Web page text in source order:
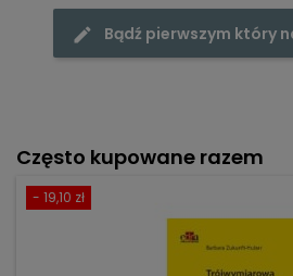
Bądź pierwszym który
Często kupowane razem
- 19,10 zł